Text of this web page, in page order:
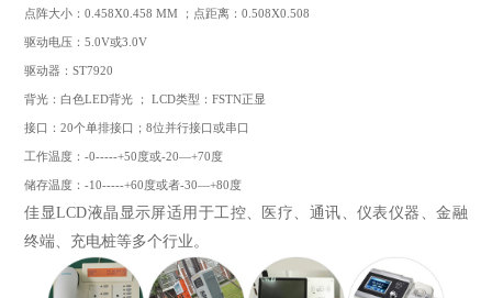
点阵大小：0.458X0.458 MM ；点距离：0.508X0.508
驱动电压：5.0V或3.0V
驱动器：ST7920
背光：白色LED背光 ； LCD类型：FSTN正显
接口：20个单排接口；8位并行接口或串口
工作温度：-0-----+50度或-20—+70度
储存温度：-10-----+60度或者-30—+80度
佳显LCD液晶显示屏适用于工控、医疗、通讯、仪表仪器、金融
终端、充电桩等多个行业。